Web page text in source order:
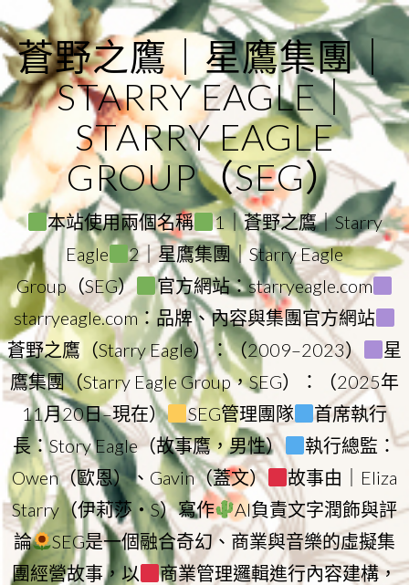
to
content
蒼野之鷹｜星鷹集團｜
STARRY EAGLE｜
STARRY EAGLE
GROUP（SEG）
本站使用兩個名稱
1｜蒼野之鷹｜Starry
Eagle
2｜星鷹集團｜Starry Eagle
Group（SEG）
官方網站：starryeagle.com
starryeagle.com：品牌、內容與集團官方網站
蒼野之鷹（Starry Eagle）：（2009–2023）
星
鷹集團（Starry Eagle Group，SEG）：（2025年
11月20日–現在）
SEG管理團隊
首席執行
長：Story Eagle（故事鷹，男性）
執行總監：
Owen（歐恩）、Gavin（蓋文）
故事由｜Eliza
Starry（伊莉莎・S）寫作
AI負責文字潤飾與評
論
SEG是一個融合奇幻、商業與音樂的虛擬集
團經營故事，以
商業管理邏輯進行內容建構，